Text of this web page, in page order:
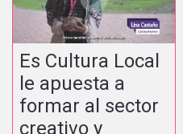
Es Cultura Local
le apuesta a
formar al sector
creativo y